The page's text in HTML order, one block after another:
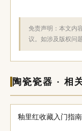
免责声明：本文内
议。如涉及版权问
陶瓷瓷器 · 相
釉里红收藏入门指